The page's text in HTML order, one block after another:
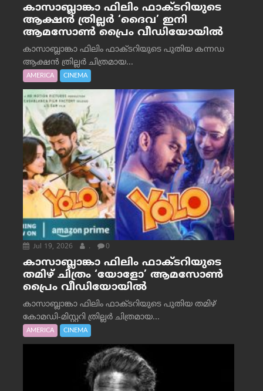
കാസാബ്ലാങ്കാ ഫിലിം ഫാക്ടറിയുടെ
ആക്ഷൻ ത്രില്ലർ ‘ദൈവ’ ഇനി
ആമസോൺ പ്രൈം വീഡിയോയിൽ
കാസാബ്ലാങ്കാ ഫിലിം ഫാക്ടറിയുടെ പുതിയ കന്നഡ
ആക്ഷൻ ത്രില്ലർ ചിത്രമായ...
AMERICA CINEMA
Jul 19, 2026 . 0
കാസാബ്ലാങ്കാ ഫിലിം ഫാക്ടറിയുടെ
തമിഴ് ചിത്രം ‘യോളോ’ ആമസോൺ
പ്രൈം വീഡിയോയിൽ
കാസാബ്ലാങ്കാ ഫിലിം ഫാക്ടറിയുടെ പുതിയ തമിഴ്
കോമഡി-മിസ്റ്ററി ത്രില്ലർ ചിത്രമായ...
AMERICA CINEMA